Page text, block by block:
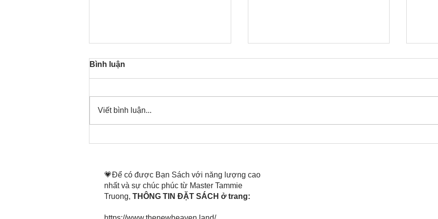
Cô Hoa Duong chia sẻ
Bình luận
Viết bình luận...
💗Để có được Bạn Sách với năng lượng cao
nhất và sự chúc phúc từ Master Tammie
Truong, THÔNG TIN ĐẶT SÁCH ở trang: